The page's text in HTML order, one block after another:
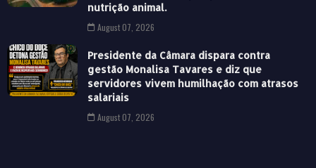
nutrição animal.
August 07, 2026
Presidente da Câmara dispara contra
gestão Monalisa Tavares e diz que
servidores vivem humilhação com atrasos
salariais
August 07, 2026